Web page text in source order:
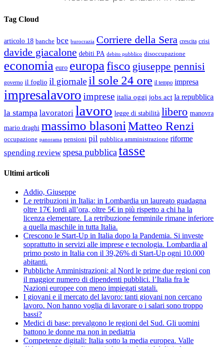
Tag Cloud
articolo 18 banche bce burocrazia Corriere della Sera crescita crisi
davide giacalone debiti PA debito pubblico disoccupazione
economia euro europafisco giuseppe pennisi
governo il foglio il giornale il sole 24 ore il tempo impresa
impresalavoro imprese italia oggi jobs act la repubblica
la stampa lavoratori lavoro legge di stabilità libero manovra
mario draghi massimo blasoniMatteo Renzi
occupazione panorama pensioni pil pubblica amministrazione riforme
spending review spesa pubblicatasse
Ultimi articoli
Addio, Giuseppe
Le retribuzioni in Italia: in Lombardia un laureato guadagna
oltre 17€ lordi all’ora, oltre 5€ in più rispetto a chi ha la
licenza elementare. La retribuzione femminile rimane inferiore
a quella maschile in tutta Italia.
Crescono le Start-Up in Italia dopo la Pandemia. Si investe
soprattutto in servizi alle imprese e tecnologia. Lombardia al
primo posto in Italia con il 39,26% di Start-Up ogni 10.000
abitanti.
Pubbliche Amministrazioni: al Nord le prime due regioni con
il maggior numero di dipendenti pubblici. l’Italia fra le
Nazioni europee con meno impiegati statali.
I giovani e il mercato del lavoro: tanti giovani non cercano
lavoro. Non hanno voglia di lavorare o i salari sono troppo
bassi?
Medici di base: prevalgono le regioni del Sud. Gli uomini
battono le donne ma non in pediatria
Competenze digitali: Italia sotto la media europea. Valle